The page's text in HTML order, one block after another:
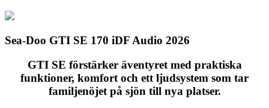
Sea-Doo GTI SE 170 iDF Audio 2026
GTI SE förstärker äventyret med praktiska
funktioner, komfort och ett ljudsystem som tar
familjenöjet på sjön till nya platser.